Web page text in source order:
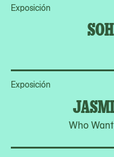
Exposición
Exposición
Who